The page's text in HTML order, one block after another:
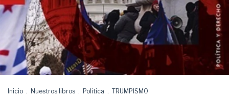
Inicio . Nuestros libros . Politica . TRUMPISMO